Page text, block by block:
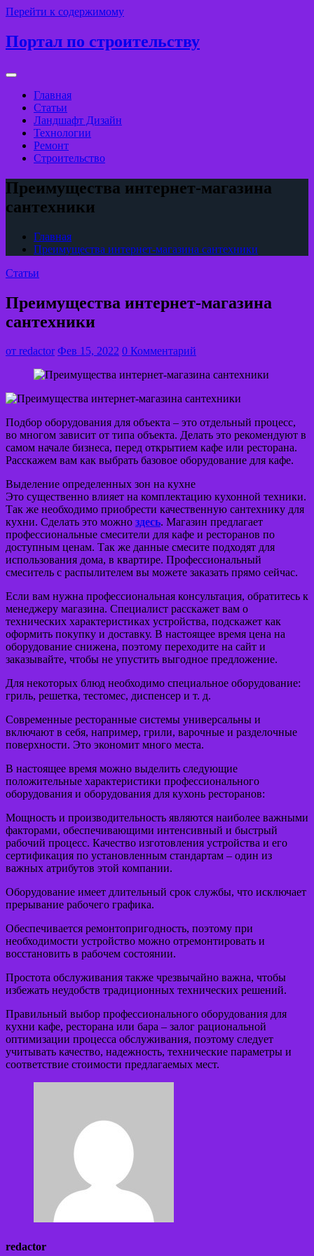
Перейти к содержимому
Портал по строительству
Главная
Статьи
Ландшафт Дизайн
Технологии
Ремонт
Строительство
Преимущества интернет-магазина
сантехники
Главная
Преимущества интернет-магазина сантехники
Статьи
Преимущества интернет-магазина
сантехники
от redactor Фев 15, 2022 0 Комментарий
Подбор оборудования для объекта – это отдельный процесс,
во многом зависит от типа объекта. Делать это рекомендуют в
самом начале бизнеса, перед открытием кафе или ресторана.
Расскажем вам как выбрать базовое оборудование для кафе.
Выделение определенных зон на кухне
Это существенно влияет на комплектацию кухонной техники.
Так же необходимо приобрести качественную сантехнику для
кухни. Сделать это можно здесь. Магазин предлагает
профессиональные смесители для кафе и ресторанов по
доступным ценам. Так же данные смесите подходят для
использования дома, в квартире. Профессиональный
смеситель с распылителем вы можете заказать прямо сейчас.
Если вам нужна профессиональная консультация, обратитесь к
менеджеру магазина. Специалист расскажет вам о
технических характеристиках устройства, подскажет как
оформить покупку и доставку. В настоящее время цена на
оборудование снижена, поэтому переходите на сайт и
заказывайте, чтобы не упустить выгодное предложение.
Для некоторых блюд необходимо специальное оборудование:
гриль, решетка, тестомес, диспенсер и т. д.
Современные ресторанные системы универсальны и
включают в себя, например, грили, варочные и разделочные
поверхности. Это экономит много места.
В настоящее время можно выделить следующие
положительные характеристики профессионального
оборудования и оборудования для кухонь ресторанов:
Мощность и производительность являются наиболее важными
факторами, обеспечивающими интенсивный и быстрый
рабочий процесс. Качество изготовления устройства и его
сертификация по установленным стандартам – один из
важных атрибутов этой компании.
Оборудование имеет длительный срок службы, что исключает
прерывание рабочего графика.
Обеспечивается ремонтопригодность, поэтому при
необходимости устройство можно отремонтировать и
восстановить в рабочем состоянии.
Простота обслуживания также чрезвычайно важна, чтобы
избежать неудобств традиционных технических решений.
Правильный выбор профессионального оборудования для
кухни кафе, ресторана или бара – залог рациональной
оптимизации процесса обслуживания, поэтому следует
учитывать качество, надежность, технические параметры и
соответствие стоимости предлагаемых мест.
redactor